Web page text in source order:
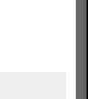
einer Sachsen-